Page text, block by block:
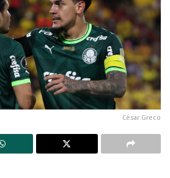
César Greco